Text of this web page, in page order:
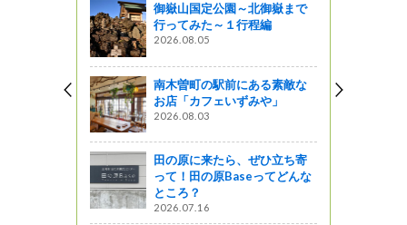
御嶽山国定公園～北御嶽まで
行ってみた～１行程編
2026.08.05
南木曽町の駅前にある素敵な
お店「カフェいずみや」
2026.08.03
田の原に来たら、ぜひ立ち寄
って！田の原Baseってどんな
ところ？
2026.07.16